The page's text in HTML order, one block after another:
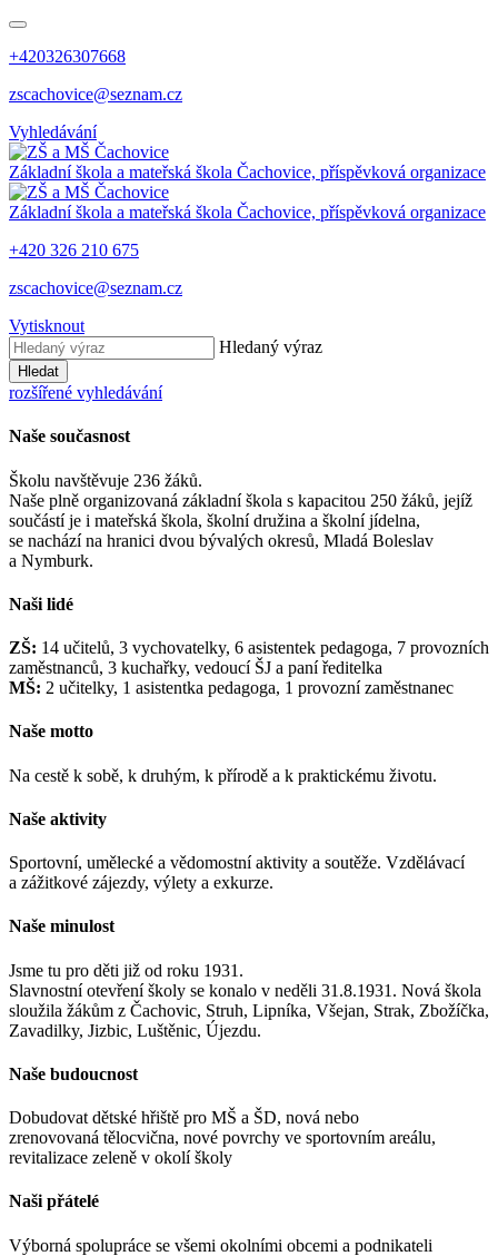
+420326307668
zscachovice@seznam.cz
Vyhledávání
Základní škola a mateřská škola Čachovice, příspěvková organizace
Základní škola a mateřská škola Čachovice, příspěvková organizace
+420 326 210 675
zscachovice@seznam.cz
Vytisknout
Hledaný výraz
Hledat
rozšířené vyhledávání
Naše současnost
Školu navštěvuje 236 žáků.
Naše plně organizovaná základní škola s kapacitou 250 žáků, jejíž
součástí je i mateřská škola, školní družina a školní jídelna,
se nachází na hranici dvou bývalých okresů, Mladá Boleslav
a Nymburk.
Naši lidé
ZŠ: 14 učitelů, 3 vychovatelky, 6 asistentek pedagoga, 7 provozních
zaměstnanců, 3 kuchařky, vedoucí ŠJ a paní ředitelka
MŠ: 2 učitelky, 1 asistentka pedagoga, 1 provozní zaměstnanec
Naše motto
Na cestě k sobě, k druhým, k přírodě a k praktickému životu.
Naše aktivity
Sportovní, umělecké a vědomostní aktivity a soutěže. Vzdělávací
a zážitkové zájezdy, výlety a exkurze.
Naše minulost
Jsme tu pro děti již od roku 1931.
Slavnostní otevření školy se konalo v neděli 31.8.1931. Nová škola
sloužila žákům z Čachovic, Struh, Lipníka, Všejan, Strak, Zbožíčka,
Zavadilky, Jizbic, Luštěnic, Újezdu.
Naše budoucnost
Dobudovat dětské hřiště pro MŠ a ŠD, nová nebo
zrenovovaná tělocvična, nové povrchy ve sportovním areálu,
revitalizace zeleně v okolí školy
Naši přátelé
Výborná spolupráce se všemi okolními obcemi a podnikateli